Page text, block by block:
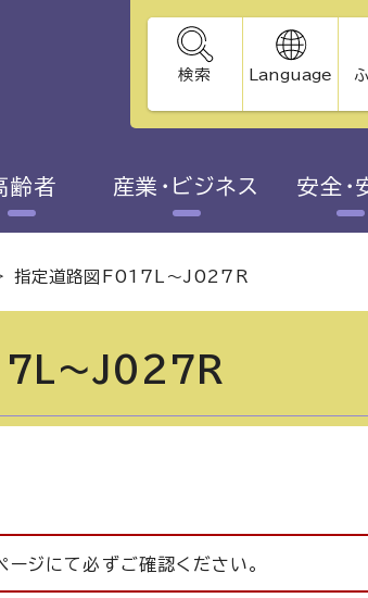
検索 Language
齢者 産業・ビジネス 安全・
指定道路図F017L～J027R
～J027R
ジにて必ずご確認ください。